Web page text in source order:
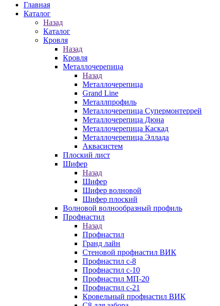
Главная
Каталог
Назад
Каталог
Кровля
Назад
Кровля
Металлочерепица
Назад
Металлочерепица
Grand Line
Металлпрофиль
Металлочерепица Супермонтеррей
Металлочерепица Дюна
Металлочерепица Каскад
Металлочерепица Эллада
Аквасистем
Плоский лист
Шифер
Назад
Шифер
Шифер волновой
Шифер плоский
Волновой волнообразный профиль
Профнастил
Назад
Профнастил
Гранд лайн
Стеновой профнастил ВИК
Профнастил с-8
Профнастил с-10
Профнастил МП-20
Профнастил с-21
Кровельный профнастил ВИК